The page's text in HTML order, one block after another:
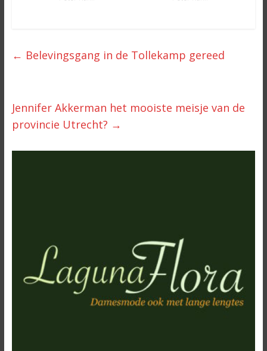
← Belevingsgang in de Tollekamp gereed
Jennifer Akkerman het mooiste meisje van de
provincie Utrecht? →